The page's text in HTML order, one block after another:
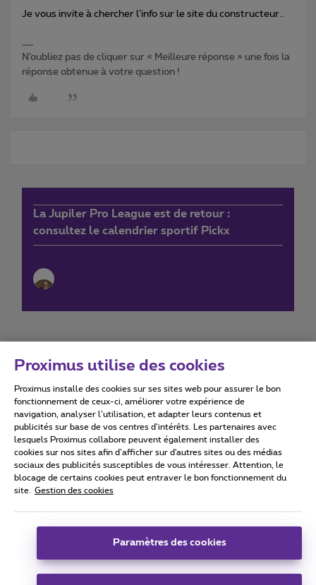
Je vous invite à chercher l’info sur le site du constructeur..
N’oubliez pas de cliquer sur « Meilleure réponse » une fois la
réponse obtenue à votre question !
La Jupiler Pro League est de retour :
consultez le calendrier sportif Pickx
Conditions d'utilisation Accessibility statement
Tous droits réservés. © 2026
Conditions générales, info consommateur
Coordonnées de l’entreprise
Boulevard du Roi Albert II 27 - B-1030 Bruxelles.
Proximus utilise des cookies
Proximus installe des cookies sur ses sites web pour assurer le bon
fonctionnement de ceux-ci, améliorer votre expérience de
navigation, analyser l’utilisation, et adapter leurs contenus et
publicités sur base de vos centres d’intérêts. Les partenaires avec
lesquels Proximus collabore peuvent également installer des
cookies sur nos sites afin d’afficher sur d'autres sites ou des médias
sociaux des publicités susceptibles de vous intéresser. Attention, le
blocage de certains cookies peut entraver le bon fonctionnement du
site.
Gestion des cookies
Paramètres des cookies